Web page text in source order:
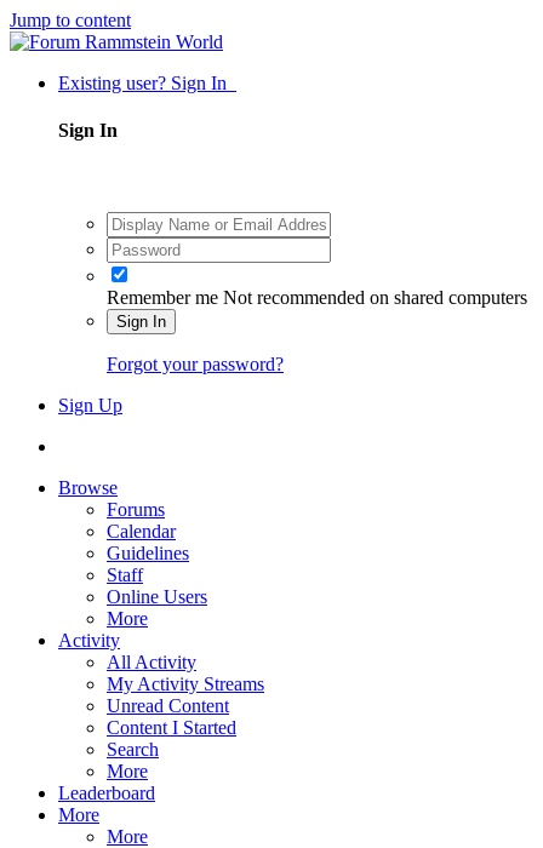
Jump to content
Existing user? Sign In
Sign In
Remember me Not recommended on shared computers
Sign In
Forgot your password?
Sign Up
Browse
Forums
Calendar
Guidelines
Staff
Online Users
More
Activity
All Activity
My Activity Streams
Unread Content
Content I Started
Search
More
Leaderboard
More
More